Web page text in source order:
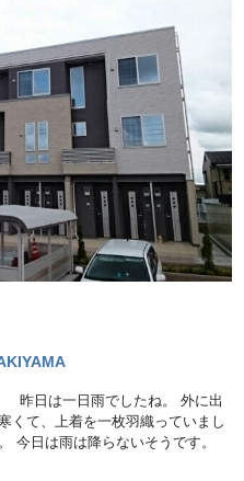
昨日は一日雨でしたね。 外に出
くて、上着を一枚羽織っていまし
今日は雨は降らないそうです。